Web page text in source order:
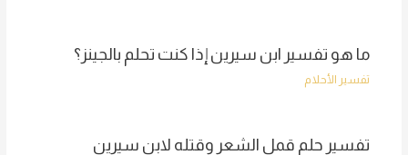
ما هو تفسير ابن سيرين إذا كنت تحلم بالجينز؟
تفسير الأحلام
تفسير حلم قمل الشعر وقتله لابن سيرين